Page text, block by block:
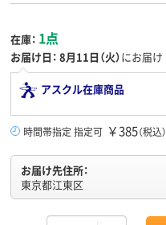
在庫： 1点
お届け日： 8月11日（火）にお届け
アスクル在庫商品
時間帯指定 指定可 ￥385（税込）
お届け先住所：
東京都江東区